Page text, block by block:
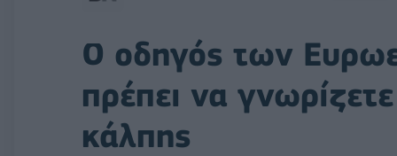
Ο οδηγός των
πρέπει να
κάλπης